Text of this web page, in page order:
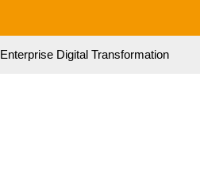
Enterprise Digital Transformation